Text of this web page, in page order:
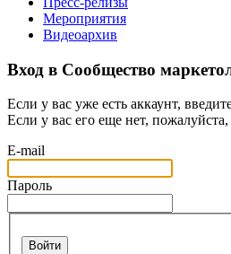
Мероприятия
Видеоархив
Вход в Сообщество
Если у вас уже есть аккаунт,
Если у вас его еще нет, пожалуйста,
E-mail
Пароль
Войти